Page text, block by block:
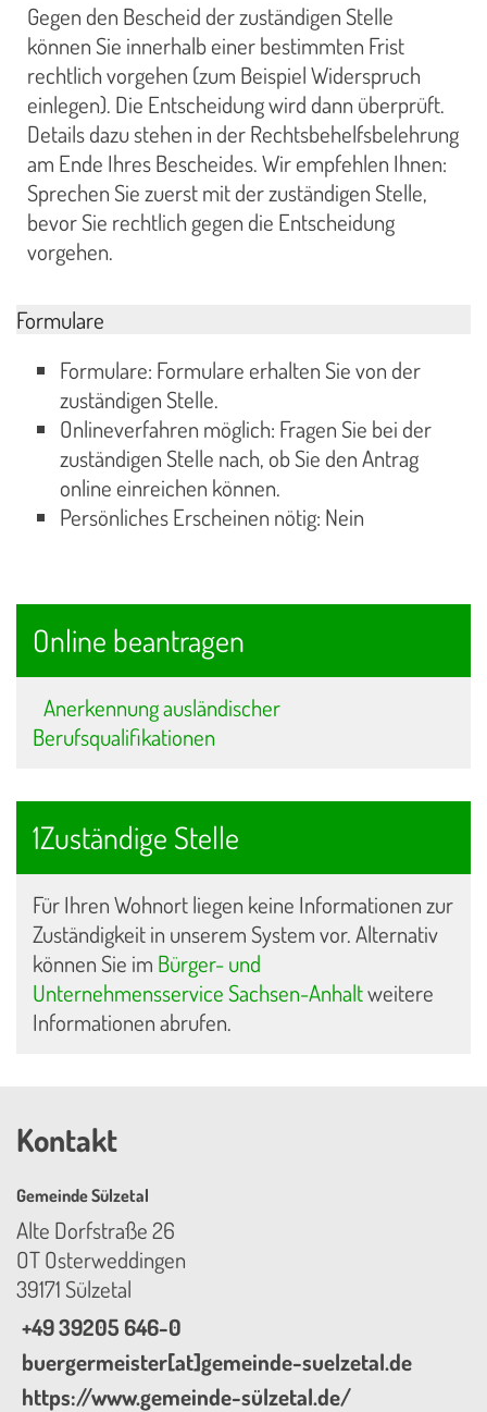
Gegen den Bescheid der zuständigen Stelle
können Sie innerhalb einer bestimmten Frist
rechtlich vorgehen (zum Beispiel Widerspruch
einlegen). Die Entscheidung wird dann überprüft.
Details dazu stehen in der Rechtsbehelfsbelehrung
am Ende Ihres Bescheides. Wir empfehlen Ihnen:
Sprechen Sie zuerst mit der zuständigen Stelle,
bevor Sie rechtlich gegen die Entscheidung
vorgehen.
Formulare
Formulare: Formulare erhalten Sie von der
zuständigen Stelle.
Onlineverfahren möglich: Fragen Sie bei der
zuständigen Stelle nach, ob Sie den Antrag
online einreichen können.
Persönliches Erscheinen nötig: Nein
Online beantragen
Anerkennung ausländischer
Berufsqualifikationen
1Zuständige Stelle
Für Ihren Wohnort liegen keine Informationen zur
Zuständigkeit in unserem System vor. Alternativ
können Sie im Bürger- und
Unternehmensservice Sachsen-Anhaltweitere
Informationen abrufen.
Kontakt
Gemeinde Sülzetal
Alte Dorfstraße 26
OT Osterweddingen
39171 Sülzetal
+49 39205 646-0
buergermeister[at]gemeinde-suelzetal.de
https://www.gemeinde-sülzetal.de/